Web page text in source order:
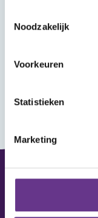
Noodzakelijk
Voorkeuren
Statistieken
Marketing
Wanneer je
Vraag of